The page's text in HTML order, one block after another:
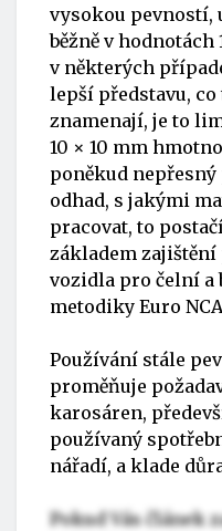
vysokou pevností,
běžně v hodnotách
v některých
lepší představu,
znamenají, je to
10 × 10 mm
poněkud
odhad, s jakými
pracovat, to
základem
vozidla pro čelní a
metodiky Euro
Používání stále
proměňuje
karosáren,
používaný
nářadí, a klade
Pokud Vás článek